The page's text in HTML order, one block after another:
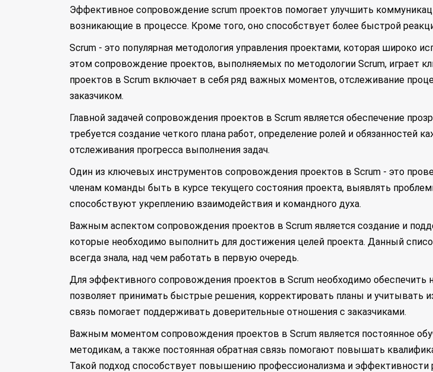
Эффективное сопровождение scrum проектов помогает улучшить
возникающие в процессе. Кроме того, оно способствует более быстрой
Scrum - это популярная методология управления проектами, которая широко
этом сопровождение проектов, выполняемых по методологии Scrum, играет
проектов в Scrum включает в себя ряд важных моментов, отслеживание
заказчиком.
Главной задачей сопровождения проектов в Scrum является обеспечение
требуется создание четкого плана работ, определение ролей и
отслеживания прогресса выполнения задач.
Один из ключевых инструментов сопровождения проектов в Scrum - это
членам команды быть в курсе текущего состояния проекта, выявлять
способствуют укреплению взаимодействия и командного духа.
Важным аспектом сопровождения проектов в Scrum является создание и
которые необходимо выполнить для достижения целей проекта. Данный
всегда знала, над чем работать в первую очередь.
Для эффективного сопровождения проектов в Scrum необходимо
позволяет принимать быстрые решения, корректировать планы и учитывать
связь помогает поддерживать доверительные отношения с заказчиками.
Важным моментом сопровождения проектов в Scrum является постоянное
методикам, а также постоянная обратная связь помогают повышать
Такой подход способствует повышению профессионализма и